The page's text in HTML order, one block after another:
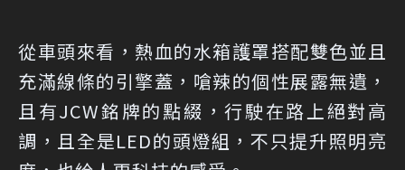
從車頭來看，熱血的水箱護罩搭配雙色並且
充滿線條的引擎蓋，嗆辣的個性展露無遺，
且有JCW銘牌的點綴，行駛在路上絕對高
調，且全是LED的頭燈組，不只提升照明亮